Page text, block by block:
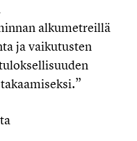
alkumetreillä
ja vaikutusten